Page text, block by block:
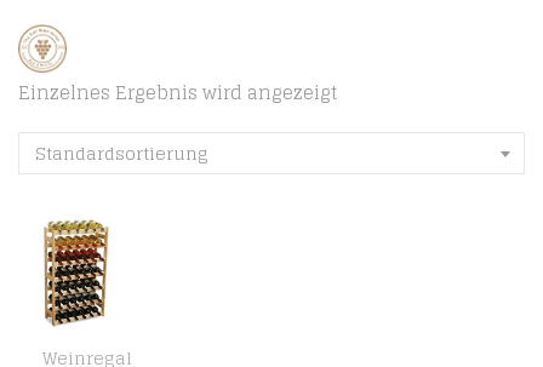
Einzelnes Ergebnis wird angezeigt
Standardsortierung
Weinregal